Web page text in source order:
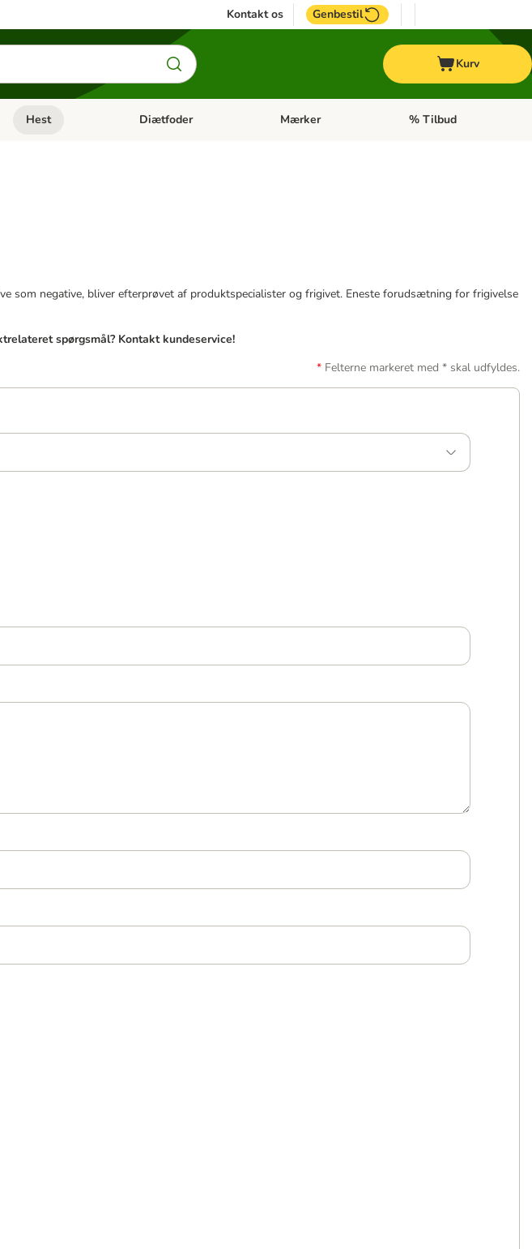
Kontakt os Genbestil
Kurv
FiskÅben kategori menu: Fugl
Hest Åben kategori menu: Hest
Diætfoder Åben kategori menu: Diætfoder
Mærker Åben kategori menu:
% Tilbud
som negative, bliver efterprøvet af produktspecialister og frigivet. Eneste forudsætning for frigivelse
spørgsmål? Kontakt kundeservice!
Felterne markeret med * skal udfyldes.